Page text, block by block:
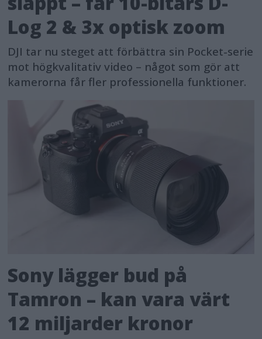
Log 2 & 3x optisk zoom
DJI tar nu steget att förbättra sin Pocket-serie
mot högkvalitativ video – något som gör att
kamerorna får fler professionella funktioner.
Sony lägger bud på
Tamron – kan vara värt
12 miljarder kronor